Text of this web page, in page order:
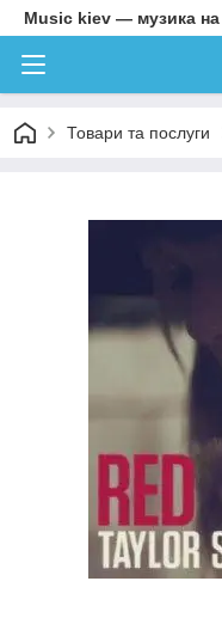
Music kiev — музика на
Товари та послуги